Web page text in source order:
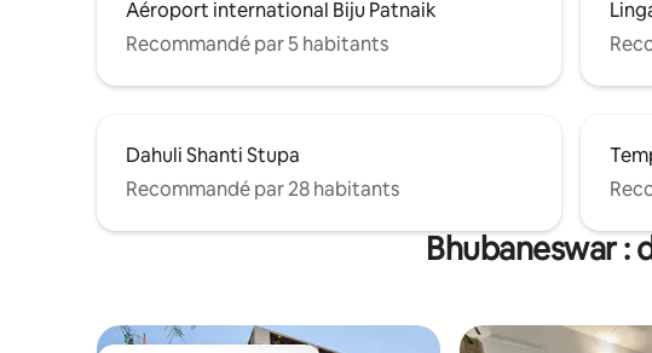
Aéroport international Biju Patnaik
Recommandé par 5 habitants
Dahuli Shanti Stupa
Recommandé par 28 habitants
Bhubaneswar :